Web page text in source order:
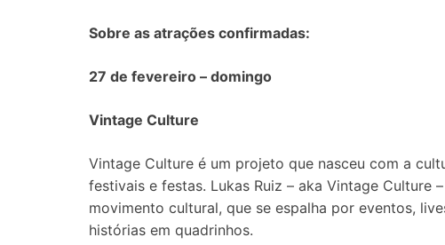
Sobre as atrações confirmadas:
27 de fevereiro – domingo
Vintage Culture
Vintage Culture é um projeto que nasceu com a
festivais e festas. Lukas Ruiz – aka Vintage Culture
movimento cultural, que se espalha por eventos,
histórias em quadrinhos.